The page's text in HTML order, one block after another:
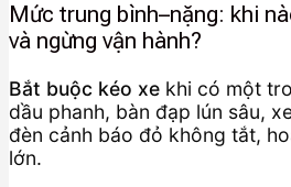
Mức trung bình–nặng: khi
và ngừng vận hành?
Bắt buộc kéo xe khi có một
dầu phanh, bàn đạp lún sâu,
đèn cảnh báo đỏ không tắt,
lớn.